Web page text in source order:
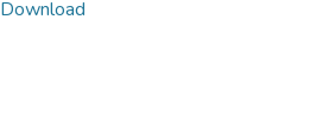
Download